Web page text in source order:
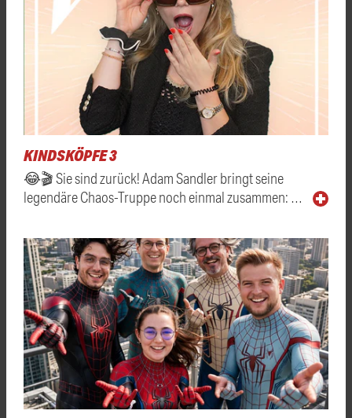
KINDSKÖPFE 3
😂🎬 Sie sind zurück! Adam Sandler bringt seine
legendäre Chaos-Truppe noch einmal zusammen: …